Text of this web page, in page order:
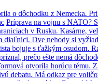
o dôchodku z Nemecka.
Príprava na vojnu s NATO?
v Rusku. Kasárne,
diaľnici. Dve nehody si
bojuje s ťažkým osudom.
prečo ešte nemá
otvorila horúcu tému.
debatu. Má odkaz pre